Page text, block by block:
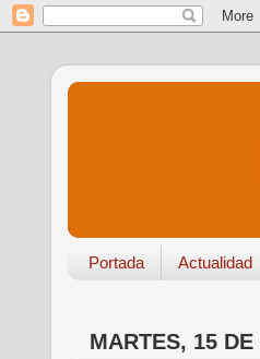
Portada Actualidad
MARTES, 15